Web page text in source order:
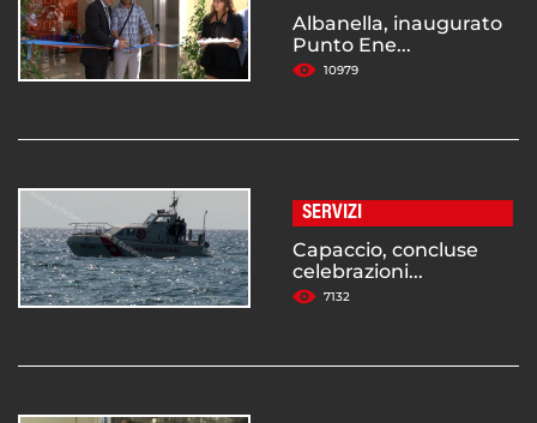
Albanella, inaugurato
Punto Ene...
10979
SERVIZI
Capaccio, concluse
celebrazioni...
7132